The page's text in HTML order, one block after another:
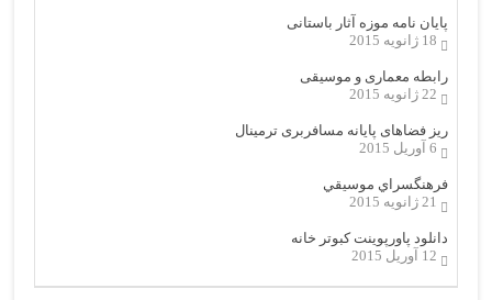
پایان نامه موزه آثار باستانی
18 ژانویه 2015
رابطه معماری و موسیقی
22 ژانویه 2015
ریز فضاهای پایانه مسافربری ترمینال
6 آوریل 2015
فرهنگسراي موسيقي
21 ژانویه 2015
دانلود پاورپوینت کبوتر خانه
12 آوریل 2015